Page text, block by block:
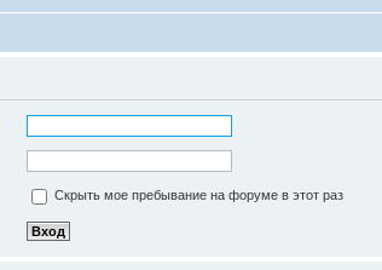
Скрыть мое пребывание на форуме в этот раз